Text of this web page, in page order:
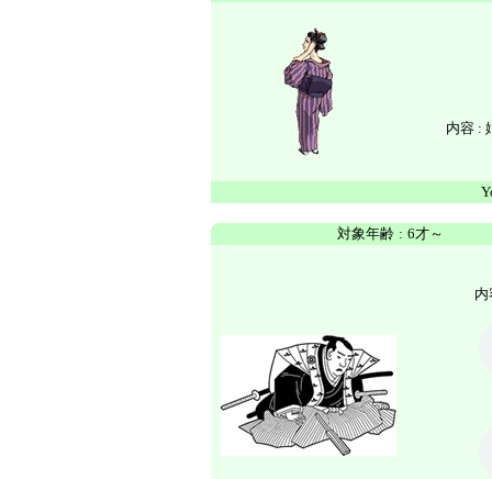
内容 :
対象年齢 : 6才～
内